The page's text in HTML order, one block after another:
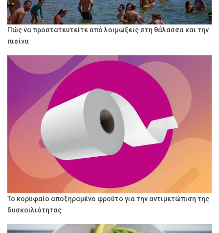
Πώς να προστατευτείτε από λοιμώξεις στη θάλασσα και την
πισίνα
Το κορυφαίο αποξηραμένο φρούτο για την αντιμετώπιση της
δυσκοιλιότητας